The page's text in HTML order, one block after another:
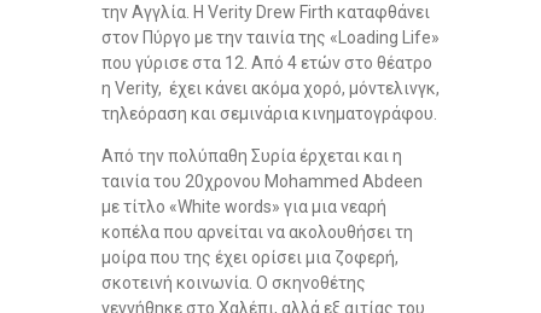
την Αγγλία. Η Verity Drew Firth καταφθάνει
στον Πύργο με την ταινία της «Loading Life»
που γύρισε στα 12. Από 4 ετών στο θέατρο
η Verity, έχει κάνει ακόμα χορό, μόντελινγκ,
τηλεόραση και σεμινάρια κινηματογράφου.
Από την πολύπαθη Συρία έρχεται και η
ταινία του 20χρονου Μohammed Αbdeen
με τίτλο «White words» για μια νεαρή
κοπέλα που αρνείται να ακολουθήσει τη
μοίρα που της έχει ορίσει μια ζοφερή,
σκοτεινή κοινωνία. Ο σκηνοθέτης
γεννήθηκε στο Χαλέπι, αλλά εξ αιτίας του